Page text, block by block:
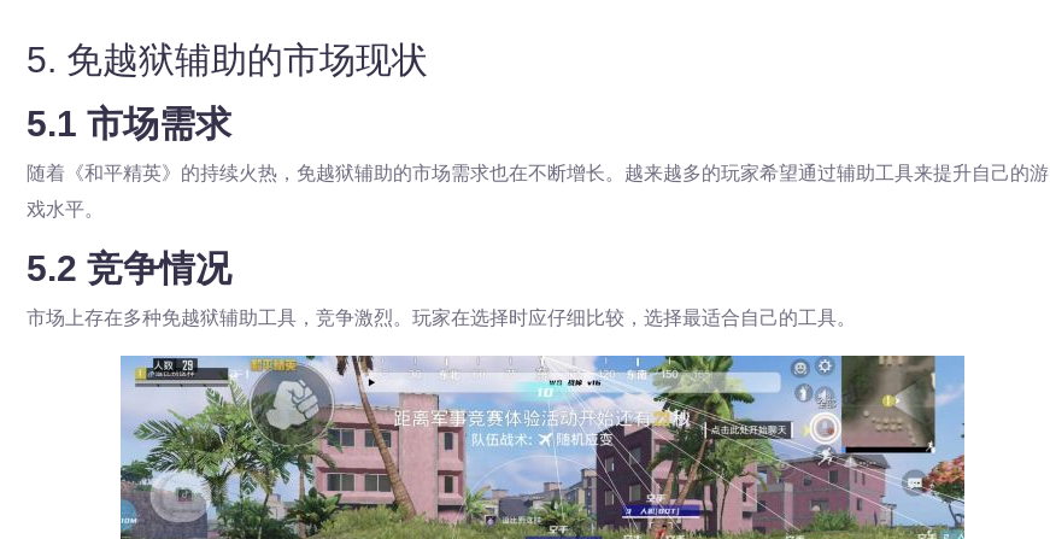
5. 免越狱辅助的市场现状
5.1 市场需求
随着《和平精英》的持续火热，免越狱辅助的市场需求也在不断增长。越来越多的玩家希望通过辅助工具来提升自己的游
戏水平。
5.2 竞争情况
市场上存在多种免越狱辅助工具，竞争激烈。玩家在选择时应仔细比较，选择最适合自己的工具。